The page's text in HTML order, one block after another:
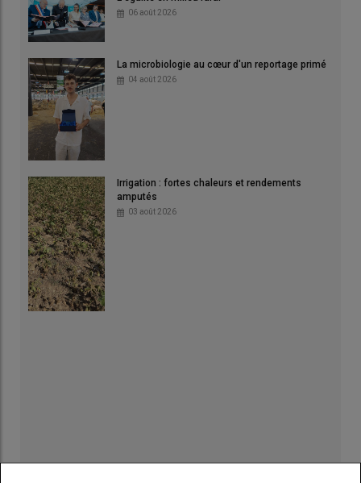
06 août 2026
La microbiologie au cœur d'un reportage primé
04 août 2026
Irrigation : fortes chaleurs et rendements
amputés
03 août 2026